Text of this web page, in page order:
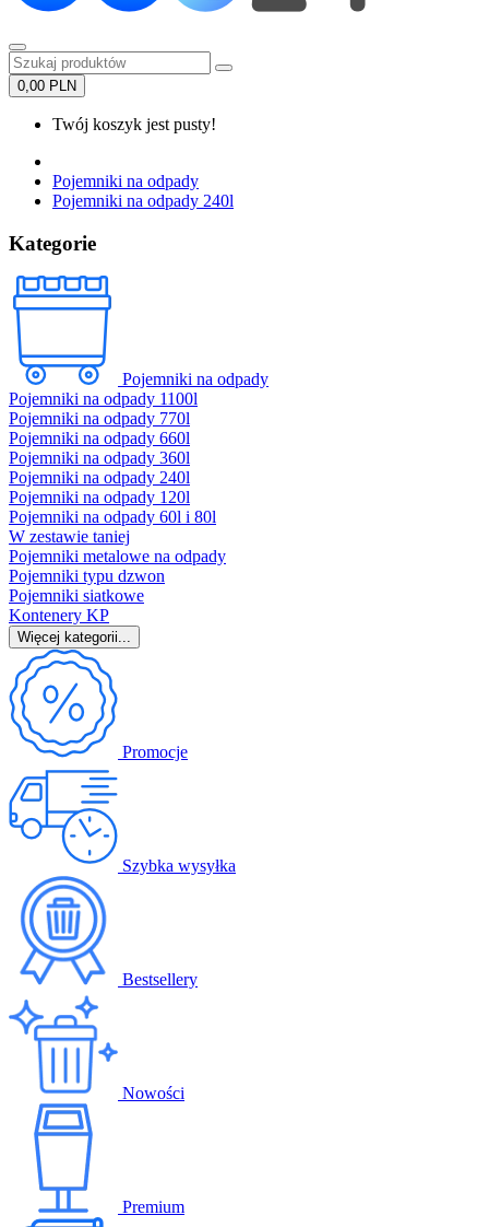
0,00 PLN
Twój koszyk jest pusty!
Pojemniki na odpady
Pojemniki na odpady 240l
Kategorie
Pojemniki na odpady
Pojemniki na odpady 1100l
Pojemniki na odpady 770l
Pojemniki na odpady 660l
Pojemniki na odpady 360l
Pojemniki na odpady 240l
Pojemniki na odpady 120l
Pojemniki na odpady 60l i 80l
W zestawie taniej
Pojemniki metalowe na odpady
Pojemniki typu dzwon
Pojemniki siatkowe
Kontenery KP
Więcej kategorii...
Promocje
Szybka wysyłka
Bestsellery
Nowości
Premium